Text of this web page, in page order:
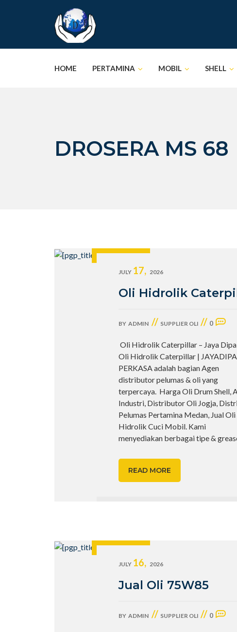
HOME PERTAMINA MOBIL SHELL
DROSERA MS 68
JULY 17, 2026
Oli Hidrolik
BY ADMIN // SUPPLIER OLI // 0
Oli Hidrolik Caterpillar – Jaya
Oli Hidrolik Caterpillar | JAYADIPA
PERKASA adalah bagian Agen
distributor pelumas & oli yang
terpercaya. Harga Oli Drum Shell,
Industri, Distributor Oli Jogja,
Pelumas Pertamina Medan, Jual Oli
Hidrolik Cuci Mobil. Kami
menyediakan berbagai tipe &
READ MORE
JULY 16, 2026
Jual Oli 75W85
BY ADMIN // SUPPLIER OLI // 0